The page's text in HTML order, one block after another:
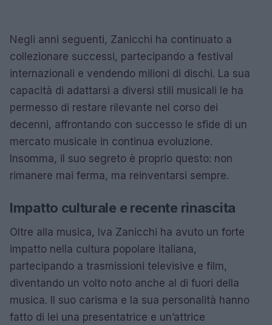
Negli anni seguenti, Zanicchi ha continuato a
collezionare successi, partecipando a festival
internazionali e vendendo milioni di dischi. La sua
capacità di adattarsi a diversi stili musicali le ha
permesso di restare rilevante nel corso dei
decenni, affrontando con successo le sfide di un
mercato musicale in continua evoluzione.
Insomma, il suo segreto è proprio questo: non
rimanere mai ferma, ma reinventarsi sempre.
Impatto culturale e recente rinascita
Oltre alla musica, Iva Zanicchi ha avuto un forte
impatto nella cultura popolare italiana,
partecipando a trasmissioni televisive e film,
diventando un volto noto anche al di fuori della
musica. Il suo carisma e la sua personalità hanno
fatto di lei una presentatrice e un’attrice